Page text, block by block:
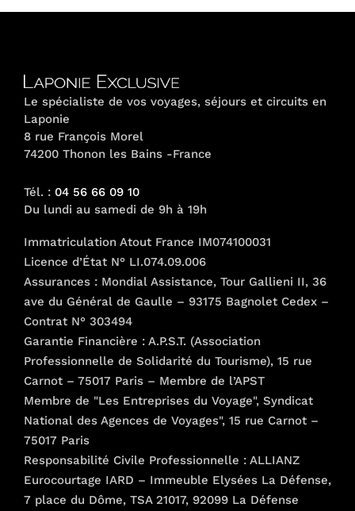
Le spécialiste de vos voyages, séjours et circuits en
Laponie
8 rue François Morel
74200 Thonon les Bains -France
Tél. : 04 56 66 09 10
Du lundi au samedi de 9h à 19h
Immatriculation Atout France IM074100031
Licence d’État N° LI.074.09.006
Assurances : Mondial Assistance, Tour Gallieni II, 36
ave du Général de Gaulle – 93175 Bagnolet Cedex –
Contrat N° 303494
Garantie Financière : A.P.S.T. (Association
Professionnelle de Solidarité du Tourisme), 15 rue
Carnot – 75017 Paris – Membre de l’APST
Membre de "Les Entreprises du Voyage", Syndicat
National des Agences de Voyages", 15 rue Carnot –
75017 Paris
Responsabilité Civile Professionnelle : ALLIANZ
Eurocourtage IARD – Immeuble Elysées La Défense,
7 place du Dôme, TSA 21017, 92099 La Défense